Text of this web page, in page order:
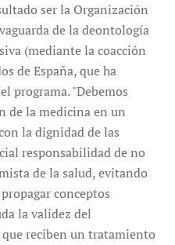
ser la Organización
de la deontología
(mediante la coacción
de España, que ha
programa. "Debemos
de la medicina en un
la dignidad de las
responsabilidad de no
de la salud, evitando
conceptos
la validez del
reciben un tratamiento